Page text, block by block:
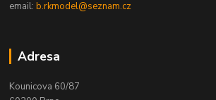
email:b.rkmodel@seznam.cz
Adresa
Kounicova 60/87